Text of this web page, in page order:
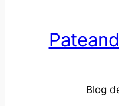
Blog